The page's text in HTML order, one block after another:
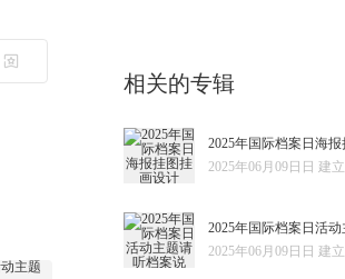
相关的专辑
2025年06月09日日 建立
2025年06月09日日 建立